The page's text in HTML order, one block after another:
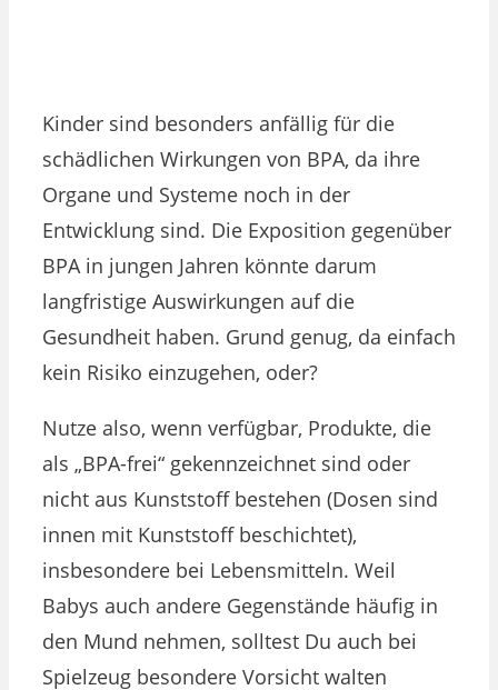
Kinder sind besonders anfällig für die
schädlichen Wirkungen von BPA, da ihre
Organe und Systeme noch in der
Entwicklung sind. Die Exposition gegenüber
BPA in jungen Jahren könnte darum
langfristige Auswirkungen auf die
Gesundheit haben. Grund genug, da einfach
kein Risiko einzugehen, oder?
Nutze also, wenn verfügbar, Produkte, die
als „BPA-frei“ gekennzeichnet sind oder
nicht aus Kunststoff bestehen (Dosen sind
innen mit Kunststoff beschichtet),
insbesondere bei Lebensmitteln. Weil
Babys auch andere Gegenstände häufig in
den Mund nehmen, solltest Du auch bei
Spielzeug besondere Vorsicht walten